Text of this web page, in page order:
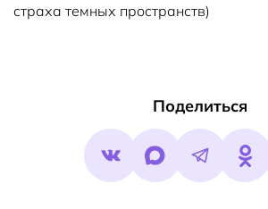
страха темных пространств)
Поделиться